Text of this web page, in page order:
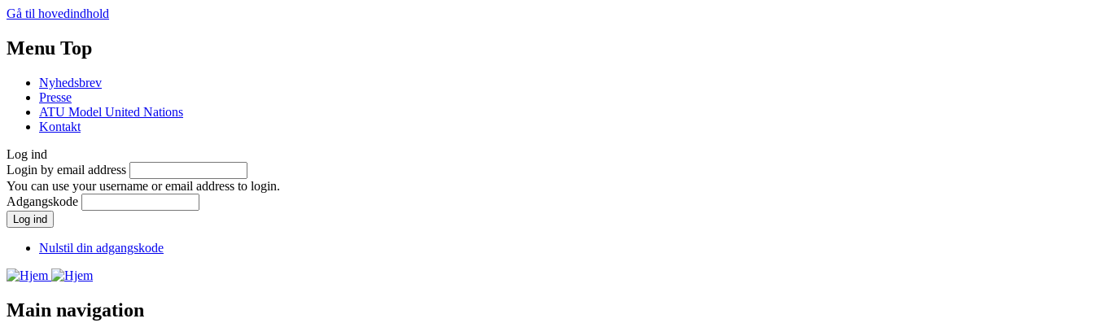
Gå til hovedindhold
Menu Top
Nyhedsbrev
Presse
ATU Model United Nations
Kontakt
Log ind
Login by email address
You can use your username or email address to login.
Adgangskode
Nulstil din adgangskode
Main navigation